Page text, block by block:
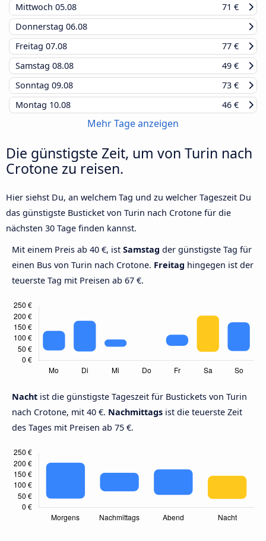
Mittwoch 05.08
71 €
Donnerstag 06.08
Freitag 07.08
77 €
Samstag 08.08
49 €
Sonntag 09.08
73 €
Montag 10.08 46 €
Mehr Tage anzeigen
Die günstigste Zeit, um von Turin nach
Crotone zu reisen.
Hier siehst Du, an welchem Tag und zu welcher Tageszeit Du
das günstigste Busticket von Turin nach Crotone für die
nächsten 30 Tage finden kannst.
Mit einem Preis ab 40 €, ist Samstag der günstigste Tag für
einen Bus von Turin nach Crotone. Freitag hingegen ist der
teuerste Tag mit Preisen ab 67 €.
Nacht ist die günstigste Tageszeit für Bustickets von Turin
nach Crotone, mit 40 €. Nachmittags ist die teuerste Zeit
des Tages mit Preisen ab 75 €.